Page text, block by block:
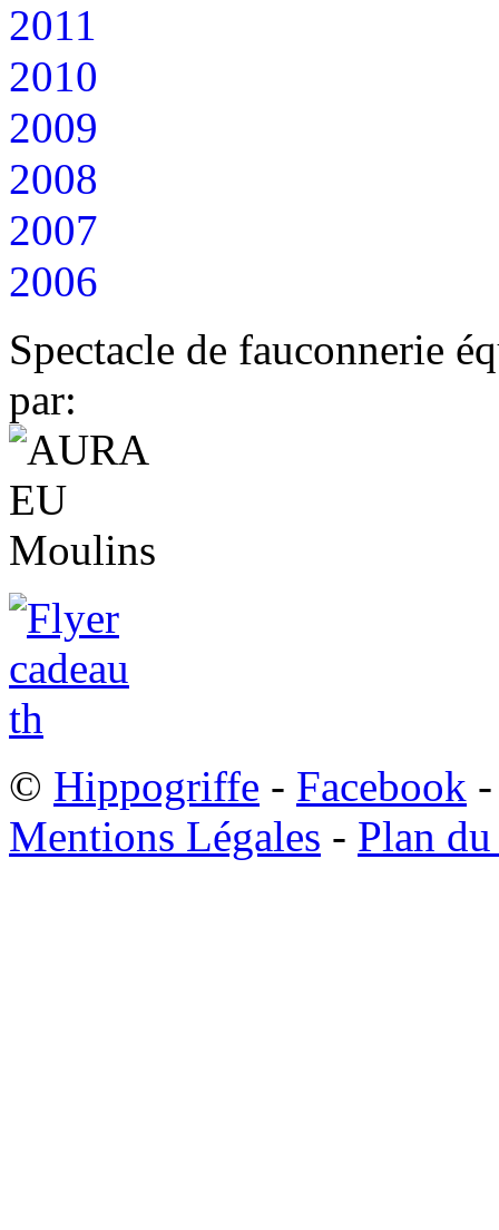
2011
2010
2009
2008
2007
2006
Spectacle de fauconnerie
par:
© Hippogriffe - Facebook
Mentions Légales - Plan